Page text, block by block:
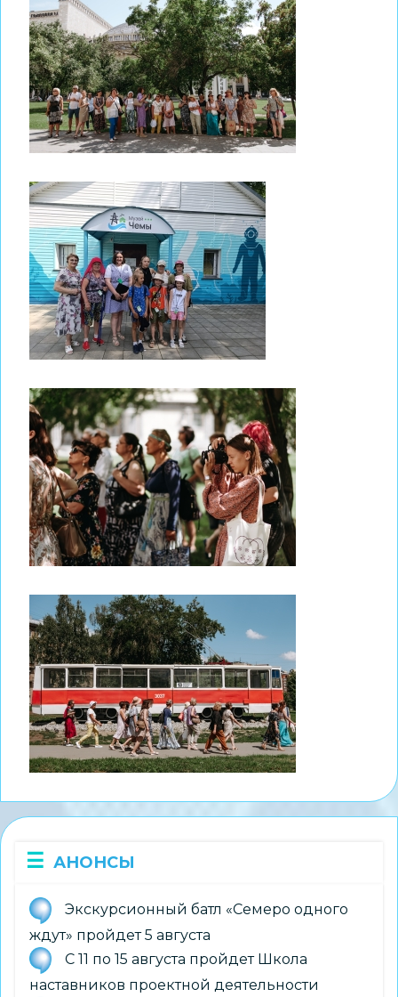
АНОНСЫ
Экскурсионный батл «Семеро одного
ждут» пройдет 5 августа
С 11 по 15 августа пройдет Школа
наставников проектной деятельности